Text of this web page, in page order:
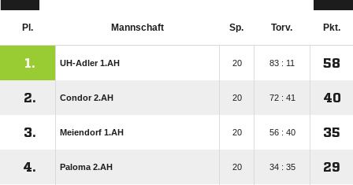
Pl. Mannschaft Sp. Torv. Pkt.
1. UH-Adler 1.AH 20 83 : 11 58
2. Condor 2.AH 20 72 : 41 40
3. Meiendorf 1.AH 20 56 : 40 35
4. Paloma 2.AH 20 34 : 35 29